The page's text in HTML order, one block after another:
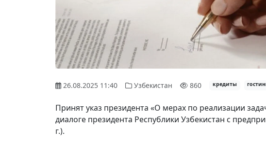
26.08.2025 11:40 Узбекистан 860 кредиты
Принят указ президента «О мерах по реализации
диалоге президента Республики Узбекистан с
г.).